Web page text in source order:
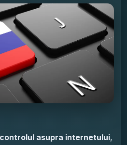
asupra internetului,